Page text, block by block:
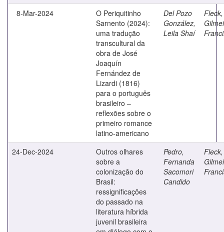
8-Mar-2024
O Periquitinho
Sarnento (2024):
uma tradução
transcultural da
obra de José
Joaquín
Fernández de
Lizardi (1816)
para o português
brasileiro –
reflexões sobre o
primeiro romance
latino-americano
Del Pozo
González,
Leila Shaí
Fleck,
Gilmei
24-Dec-2024
Outros olhares
sobre a
colonização do
Brasil:
ressignificações
do passado na
literatura híbrida
juvenil brasileira
Pedro,
Fernanda
Sacomori
Candido
Fleck,
Gilmei